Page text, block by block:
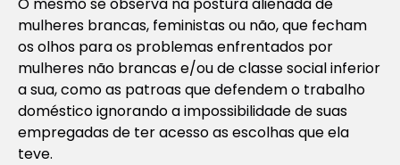
mulheres brancas, feministas ou não, que fecham
os olhos para os problemas enfrentados por
mulheres não brancas e/ou de classe social inferior
a sua, como as patroas que defendem o trabalho
doméstico ignorando a impossibilidade de suas
empregadas de ter acesso as escolhas que ela
teve.